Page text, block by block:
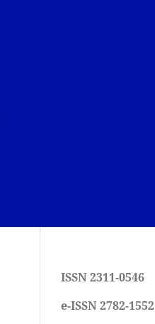
ISSN 2311-0546
e-ISSN 2782-1552